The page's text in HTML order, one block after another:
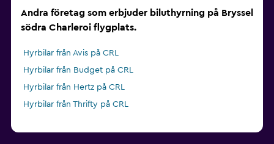
Andra företag som erbjuder biluthyrning på Bryssel
södra Charleroi flygplats.
Hyrbilar från Avis på CRL
Hyrbilar från Budget på CRL
Hyrbilar från Hertz på CRL
Hyrbilar från Thrifty på CRL